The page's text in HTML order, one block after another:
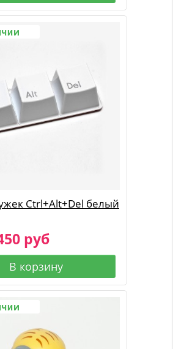
Ctrl+Alt+Del белый
руб
В корзину